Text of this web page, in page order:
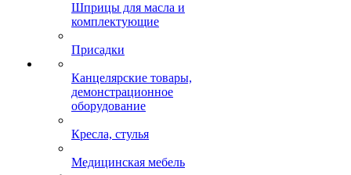
Шприцы для масла и
комплектующие
Присадки
Канцелярские товары,
демонстрационное
оборудование
Кресла, стулья
Медицинская мебель